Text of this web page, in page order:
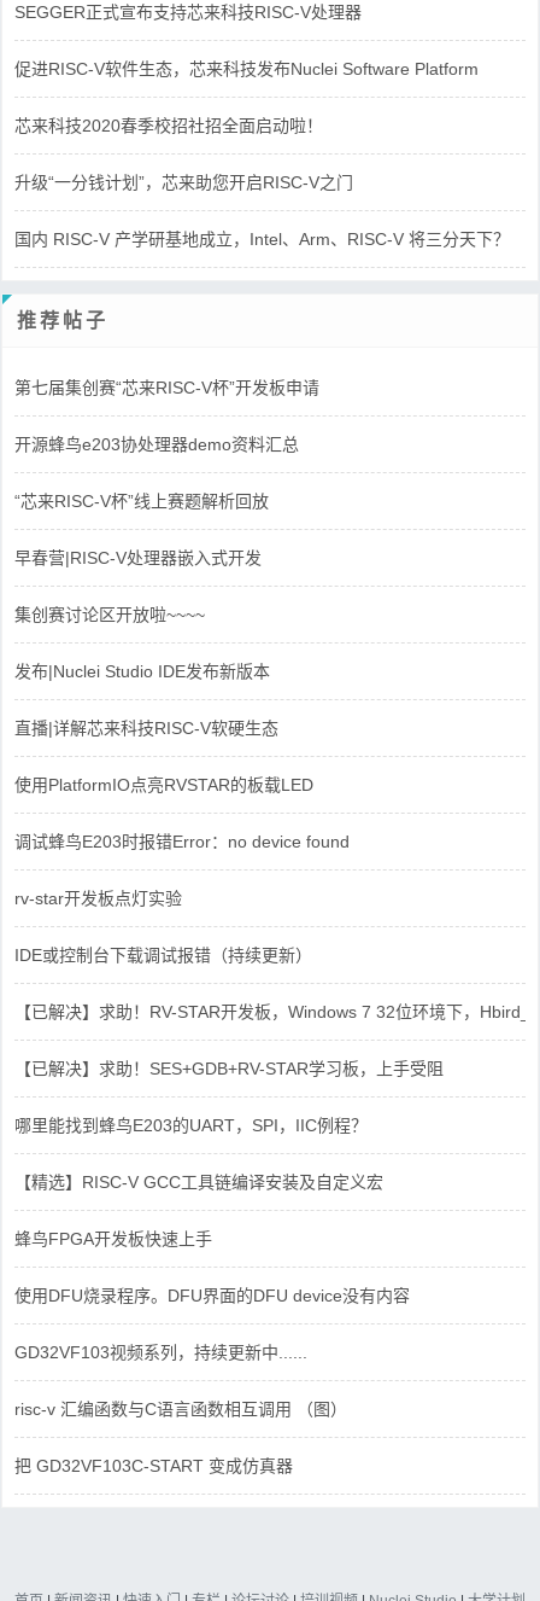
SEGGER正式宣布支持芯来科技RISC-V处理器
促进RISC-V软件生态，芯来科技发布Nuclei Software Platform
芯来科技2020春季校招社招全面启动啦！
升级“一分钱计划”，芯来助您开启RISC-V之门
国内 RISC-V 产学研基地成立，Intel、Arm、RISC-V 将三分天下？
推荐帖子
第七届集创赛“芯来RISC-V杯”开发板申请
开源蜂鸟e203协处理器demo资料汇总
“芯来RISC-V杯”线上赛题解析回放
早春营|RISC-V处理器嵌入式开发
集创赛讨论区开放啦~~~~
发布|Nuclei Studio IDE发布新版本
直播|详解芯来科技RISC-V软硬生态
使用PlatformIO点亮RVSTAR的板载LED
调试蜂鸟E203时报错Error：no device found
rv-star开发板点灯实验
IDE或控制台下载调试报错（持续更新）
【已解决】求助！RV-STAR开发板，Windows 7 32位环境下，
【已解决】求助！SES+GDB+RV-STAR学习板，上手受阻
哪里能找到蜂鸟E203的UART，SPI，IIC例程？
【精选】RISC-V GCC工具链编译安装及自定义宏
蜂鸟FPGA开发板快速上手
使用DFU烧录程序。DFU界面的DFU device没有内容
GD32VF103视频系列，持续更新中......
risc-v 汇编函数与C语言函数相互调用 （图）
把 GD32VF103C-START 变成仿真器